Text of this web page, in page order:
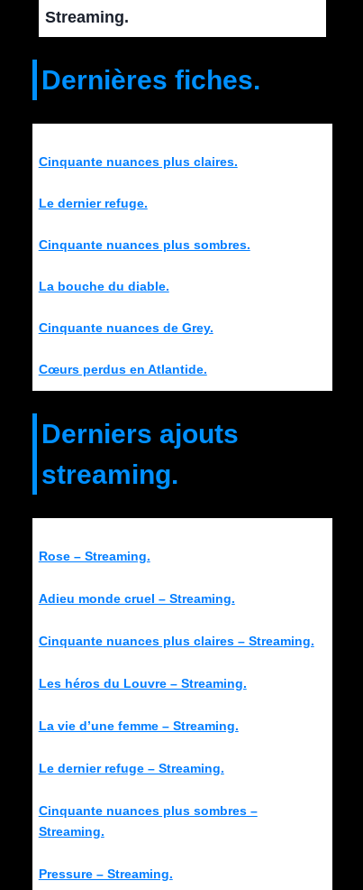
Streaming.
Dernières fiches.
Cinquante nuances plus claires.
Le dernier refuge.
Cinquante nuances plus sombres.
La bouche du diable.
Cinquante nuances de Grey.
Cœurs perdus en Atlantide.
Derniers ajouts
streaming.
Rose – Streaming.
Adieu monde cruel – Streaming.
Cinquante nuances plus claires – Streaming.
Les héros du Louvre – Streaming.
La vie d’une femme – Streaming.
Le dernier refuge – Streaming.
Cinquante nuances plus sombres –
Streaming.
Pressure – Streaming.